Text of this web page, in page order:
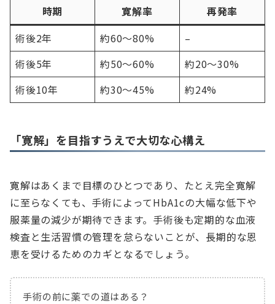
時期 寛解率
再発率
術後2年
約60～80%
–
術後5年
約50～60%
約20～30%
術後10年
約30～45% 約24%
「寛解」を目指すうえで大切な心構え
寛解はあくまで目標のひとつであり、たとえ完全寛解
に至らなくても、手術によってHbA1cの大幅な低下や
服薬量の減少が期待できます。手術後も定期的な血液
検査と生活習慣の管理を怠らないことが、長期的な恩
恵を受けるためのカギとなるでしょう。
手術の前に薬での道はある？